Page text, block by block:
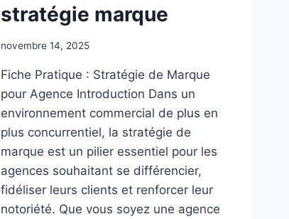
VIN
stratégie marque
novembre 14, 2025
Fiche Pratique : Stratégie de Marque
pour Agence Introduction Dans un
environnement commercial de plus en
plus concurrentiel, la stratégie de
marque est un pilier essentiel pour les
agences souhaitant se différencier,
fidéliser leurs clients et renforcer leur
notoriété. Que vous soyez une agence